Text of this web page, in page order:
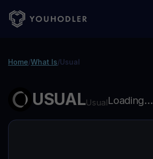
Home/What Is/Usual
USUALUsualLoading...